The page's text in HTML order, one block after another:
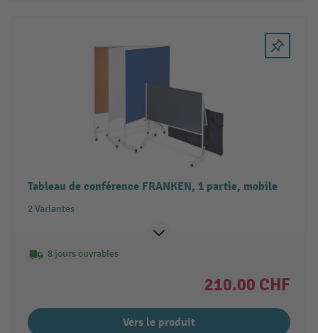
Tableau de conférence FRANKEN, 1 partie, mobile
2 Variantes
8 jours ouvrables
210.00 CHF
Vers le produit